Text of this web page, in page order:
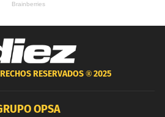
RESERVADOS ®2025
OPSA